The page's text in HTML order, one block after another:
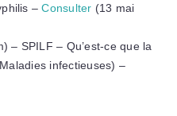
–Consulter (13 mai
– SPILF – Qu’est-ce que la
infectieuses) –